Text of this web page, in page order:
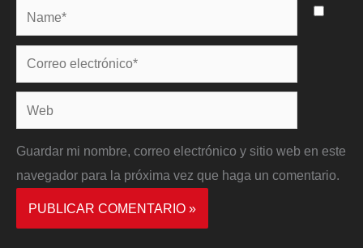
Name*
Correo
electrónico*
Web
Guardar mi nombre, correo electrónico y sitio web en este
navegador para la próxima vez que haga un comentario.